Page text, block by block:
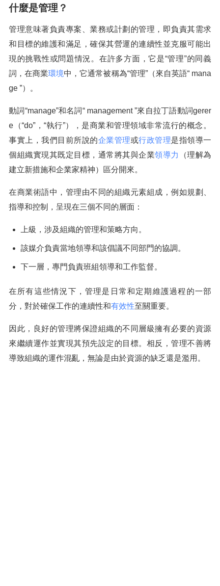
什麼是管理？
管理意味著負責專案、業務或計劃的管理，即負責其需求
和目標的維護和滿足，確保其營運的連續性並克服可能出
現的挑戰性或問題情況。在許多方面，它是“管理”的同義
詞，在商業環境中，它通常被稱為“管理”（來自英語“ mana
ge ”）。
動詞“manage”和名詞“ management ”來自拉丁語動詞gerer
e（“do”，“執行”），是商業和管理領域非常流行的概念。
事實上，我們目前所說的企業管理或行政管理是指領導一
個組織實現其既定目標，通常將其與企業領導力
（理解為
建立新措施和企業家精神）區分開來。
在商業術語中，管理由不同的組織元素組成，例如規劃、
指導和控制，呈現在三個不同的層面：
上級，涉及組織的管理和策略方向。
該媒介負責當地領導和該倡議不同部門的協調。
下一層，專門負責班組領導和工作監督。
在所有這些情況下，管理是日常和定期維護過程的一部
分，對於確保工作的連續性和有效性至關重要。
因此，良好的管理將保證組織的不同層級擁有必要的資源
來繼續運作並實現其預先設定的目標。相反，管理不善將
導致組織的運作混亂，無論是由於資源的缺乏還是濫用。